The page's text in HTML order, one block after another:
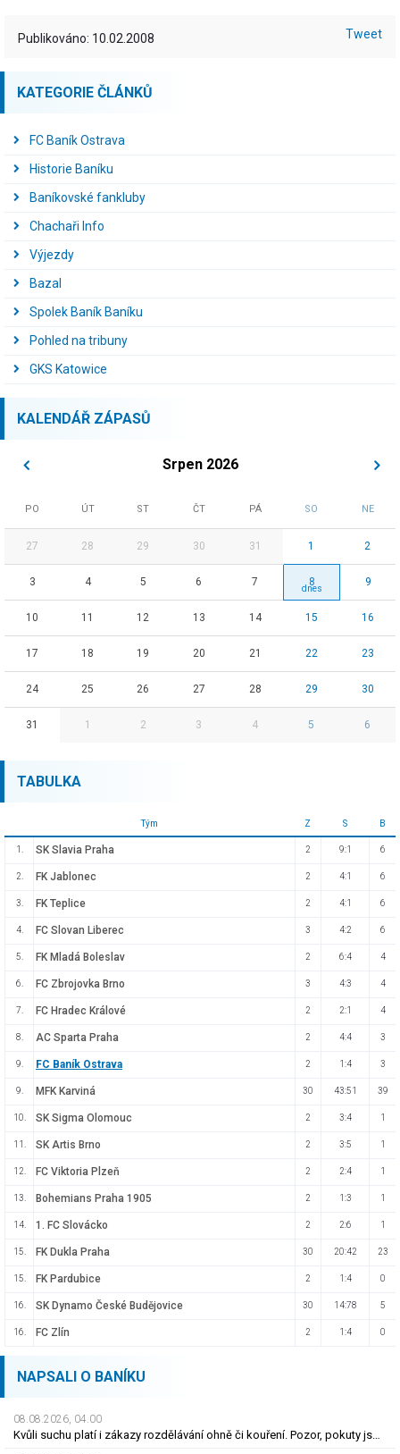
Publikováno: 10.02.2008 Tweet
KATEGORIE ČLÁNKŮ
FC Baník Ostrava
Historie Baníku
Baníkovské fankluby
Chachaři Info
Výjezdy
Bazal
Spolek Baník Baníku
Pohled na tribuny
GKS Katowice
KALENDÁŘ ZÁPASŮ
Srpen 2026
PO ÚT ST ČT PÁ SO NE
27 28 29 30 31 1 2
3 4 5 6 7 8 9
10 11 12 13 14 15 16
17 18 19 20 21 22 23
24 25 26 27 28 29 30
31 1 2 3 4 5 6
TABULKA
Tým Z S B
1. SK Slavia Praha 2 9:1 6
2. FK Jablonec 2 4:1 6
3. FK Teplice 2 4:1 6
4. FC Slovan Liberec 3 4:2 6
5. FK Mladá Boleslav 2 6:4 4
6. FC Zbrojovka Brno 3 4:3 4
7. FC Hradec Králové 2 2:1 4
8. AC Sparta Praha 2 4:4 3
9. FC Baník Ostrava 2 1:4 3
9. MFK Karviná 30 43:51 39
10. SK Sigma Olomouc 2 3:4 1
11. SK Artis Brno 2 3:5 1
12. FC Viktoria Plzeň 2 2:4 1
13. Bohemians Praha 1905 2 1:3 1
14. 1. FC Slovácko 2 2:6 1
15. FK Dukla Praha 30 20:42 23
15. FK Pardubice 2 1:4 0
16. SK Dynamo České Budějovice 30 14:78 5
16. FC Zlín 2 1:4 0
NAPSALI O BANÍKU
08.08.2026, 04.00
Kvůli suchu platí i zákazy rozdělávání ohně či kouření. Pozor, pokuty jsou obří